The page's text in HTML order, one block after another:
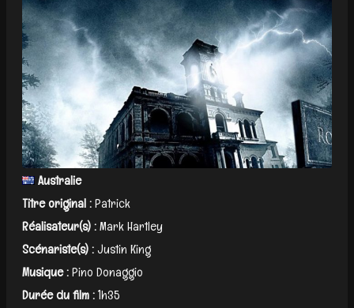
Australie
Titre original :Patrick
Réalisateur(s) :Mark Hartley
Scénariste(s) :Justin King
Musique :Pino Donaggio
Durée du film :1h35